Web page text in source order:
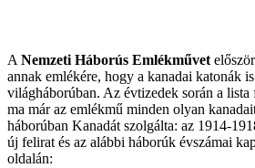
A Nemzeti Háborús Emlékművet
annak emlékére, hogy a kanadai katonák
világháborúban. Az évtizedek során a
ma már az emlékmű minden olyan
háborúban Kanadát szolgálta: az 1914-
új felirat és az alábbi háborúk évszámai
oldalán: